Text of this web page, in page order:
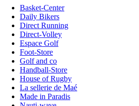
Basket-Center
Daily Bikers
Direct Running
Direct-Volley
Espace Golf
Foot-Store
Golf and co
Handball-Store
House of Rugby
La sellerie de Maé
Made in Paradis